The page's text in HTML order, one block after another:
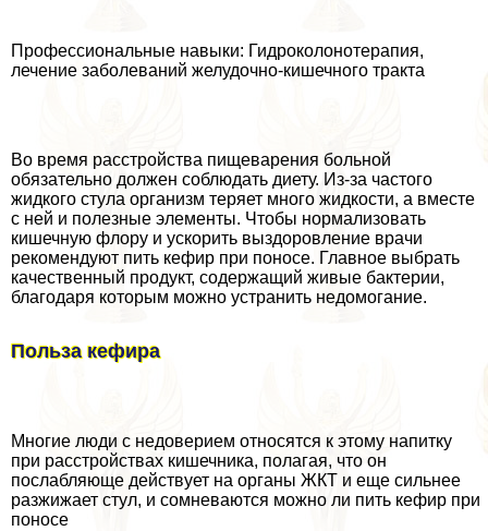
Профессиональные навыки: Гидроколонотерапия,
лечение заболеваний желудочно-кишечного тpaкта
Во время расстройства пищеварения больной
обязательно должен соблюдать диету. Из-за частого
жидкого стула организм теряет много жидкости, а вместе
с ней и полезные элементы. Чтобы нормализовать
кишечную флору и ускорить выздоровление врачи
рекомендуют пить кефир при поносе. Главное выбрать
качественный продукт, содержащий живые бактерии,
благодаря которым можно устранить недомогание.
Польза кефира
Многие люди с недоверием относятся к этому напитку
при расстройствах кишечника, полагая, что он
послабляюще действует на органы ЖКТ и еще сильнее
разжижает стул, и сомневаются можно ли пить кефир при
поносе